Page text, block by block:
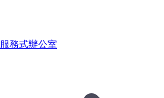
服務式辦公室